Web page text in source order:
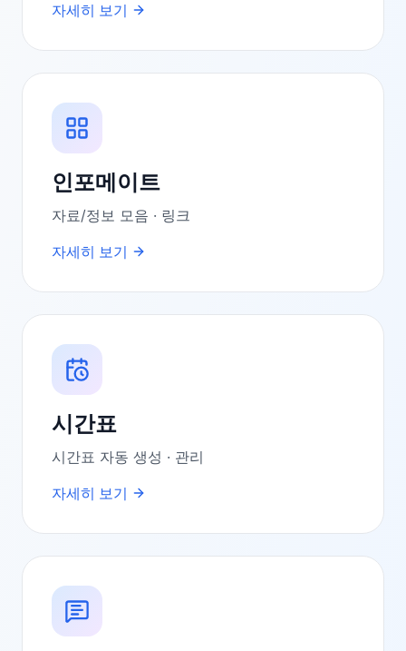
자세히 보기
인포메이트
자료/정보 모음 · 링크
자세히 보기
시간표
시간표 자동 생성 · 관리
자세히 보기